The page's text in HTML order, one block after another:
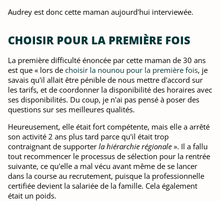
Audrey est donc cette maman aujourd'hui interviewée.
CHOISIR POUR LA PREMIÈRE FOIS
La première difficulté énoncée par cette maman de 30 ans
est que « lors de choisir la nounou pour la première fois, je
savais qu'il allait être pénible de nous mettre d'accord sur
les tarifs, et de coordonner la disponibilité des horaires avec
ses disponibilités. Du coup, je n'ai pas pensé à poser des
questions sur ses meilleures qualités.
Heureusement, elle était fort compétente, mais elle a arrêté
son activité 2 ans plus tard parce qu'il était trop
contraignant de supporter la hiérarchie régionale ». Il a fallu
tout recommencer le processus de sélection pour la rentrée
suivante, ce qu'elle a mal vécu avant même de se lancer
dans la course au recrutement, puisque la professionnelle
certifiée devient la salariée de la famille. Cela également
était un poids.